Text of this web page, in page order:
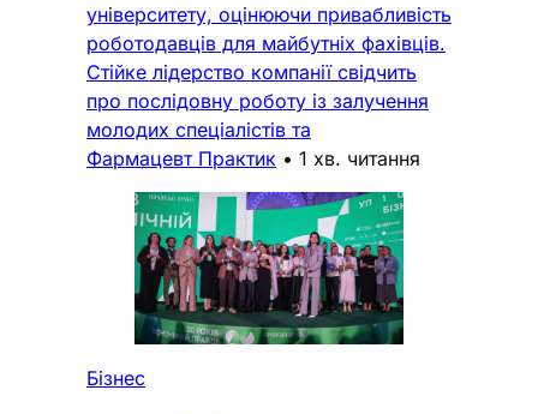
університету, оцінюючи привабливість
роботодавців для майбутніх фахівців.
Стійке лідерство компанії свідчить
про послідовну роботу із залучення
молодих спеціалістів та
Фармацевт Практик • 1 хв. читання
Бізнес